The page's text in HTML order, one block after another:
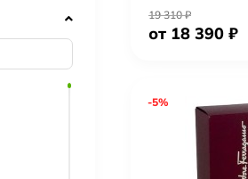
19 310₽
от 18 390 ₽
-5%